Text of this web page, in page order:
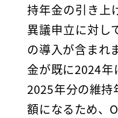
持年金の引き上
異議申立に対し
の導入が含まれ
金が既に2024年
2025年分の維持
額になるため、